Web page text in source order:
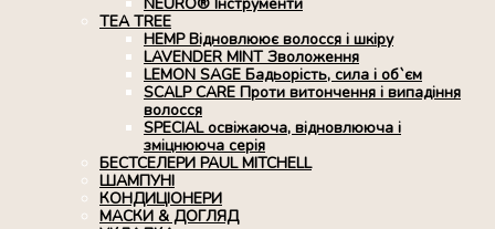
TEA TREE
HEMP Відновлюює волосся і шкіру
LAVENDER MINT Зволоження
LEMON SAGE Бадьорість, сила і об`єм
SCALP CARE Проти витончення і випадіння
волосся
SPECIAL освіжаюча, відновлююча і
зміцнююча серія
БЕСТСЕЛЕРИ PAUL MITCHELL
ШАМПУНІ
КОНДИЦІОНЕРИ
МАСКИ & ДОГЛЯД